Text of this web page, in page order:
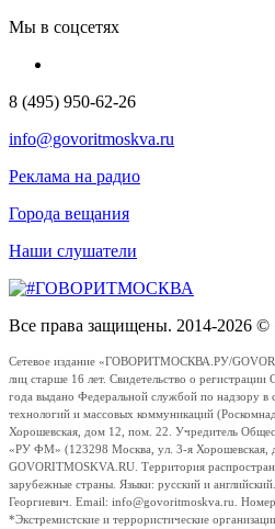
Мы в соцсетях
8 (495) 950-62-26
info@govoritmoskva.ru
Реклама на радио
Города вещания
Наши слушатели
Все права защищены. 2014-2026 ©
Сетевое издание «ГОВОРИТМОСКВА.РУ/
лиц старше 16 лет. Свидетельство о
года выдано Федеральной службой по надзору в
технологий и массовых коммуникаций
Хорошевская, дом 12, пом. 22. Учредитель
«РУ ФМ» (123298 Москва, ул. 3-я Хорошевская,
GOVORITMOSKVA.RU. Территория
зарубежные страны. Языки: русский и
Георгиевич. Email: info@govoritmoskva.ru.
*Экстремистские и террористические